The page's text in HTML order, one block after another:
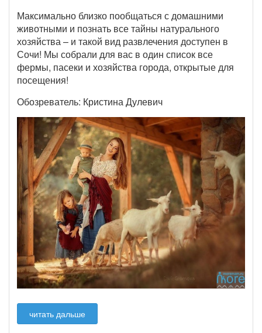
Максимально близко пообщаться с домашними
животными и познать все тайны натурального
хозяйства – и такой вид развлечения доступен в
Сочи! Мы собрали для вас в один список все
фермы, пасеки и хозяйства города, открытые для
посещения!
Обозреватель: Кристина Дулевич
читать дальше